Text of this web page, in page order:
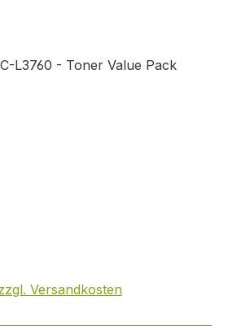
Versandkosten